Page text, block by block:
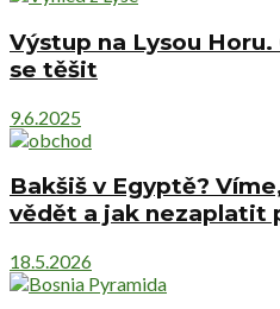
Výstup na Lysou
se těšit
9.6.2025
Bakšiš v Egyptě?
vědět a jak nezaplatit
18.5.2026